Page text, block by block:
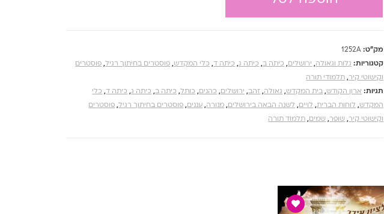
מק"ט: 1252A
קטגוריות: גלות וגאולה, ירושלים, כיתה ב, כיתה ג, כיתה ד, כלי המקדש, פוסטרים בחיתוך רגיל, פוסטרים
וקישוטי קיר, תלמודי תורה
תגיות: ארון הקודש, בית המקדש, גאולה, זהב, ירושלים, כהנים, כותל, כיתה ב, כיתה ג, כיתה ד, כלי
המקדש, לוחות הברית, לויים, לשנה הבאה בירושלים, מנורה, עננים, פוסטרים בחיתוך רגיל, פוסטרים
וקישוטי קיר, שופר, שמים, תלמוד תורה